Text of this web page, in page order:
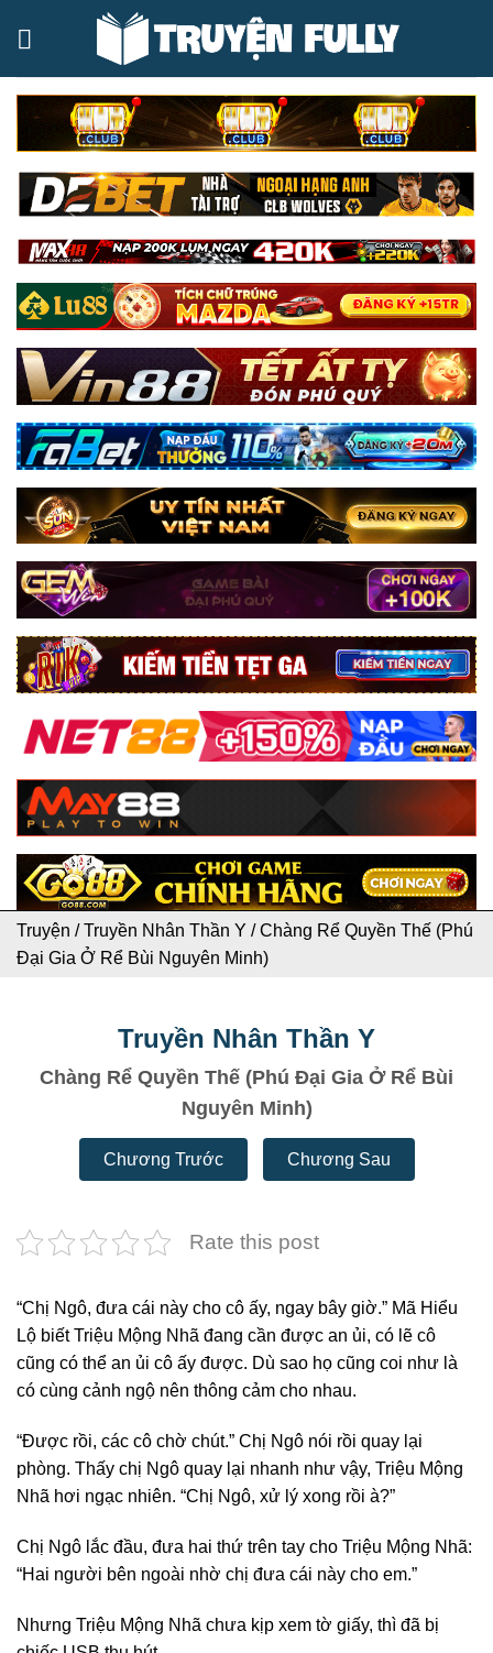
Truyện /Truyền Nhân Thần Y /Chàng Rể Quyền Thế (Phú
Đại Gia Ở Rể Bùi Nguyên Minh)
Truyền Nhân Thần Y
Chàng Rể Quyền Thế (Phú Đại Gia Ở Rể Bùi
Nguyên Minh)
Chương Trước Chương Sau
Rate this post
“Chị Ngô, đưa cái này cho cô ấy, ngay bây giờ.” Mã Hiểu
Lộ biết Triệu Mộng Nhã đang cần được an ủi, có lẽ cô
cũng có thể an ủi cô ấy được. Dù sao họ cũng coi như là
có cùng cảnh ngộ nên thông cảm cho nhau.
“Được rồi, các cô chờ chút.” Chị Ngô nói rồi quay lại
phòng. Thấy chị Ngô quay lại nhanh như vậy, Triệu Mộng
Nhã hơi ngạc nhiên. “Chị Ngô, xử lý xong rồi à?”
Chị Ngô lắc đầu, đưa hai thứ trên tay cho Triệu Mộng Nhã:
“Hai người bên ngoài nhờ chị đưa cái này cho em.”
Nhưng Triệu Mộng Nhã chưa kịp xem tờ giấy, thì đã bị